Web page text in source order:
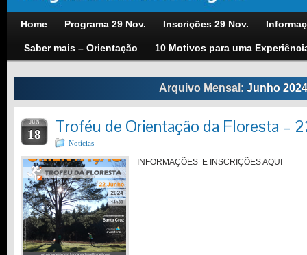
Home Programa 29 Nov. Inscrições 29 Nov.
Saber mais – Orientação 10 Motivos para uma
Arquivo Mensal: Junho 2024
JUN
18 Troféu de Orientação da Floresta –
Notícias
INFORMAÇÕES E INSCRIÇÕES AQUI